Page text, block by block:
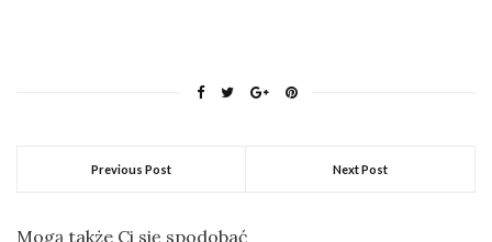
Previous Post Next Post
Mogą także Ci się spodobać